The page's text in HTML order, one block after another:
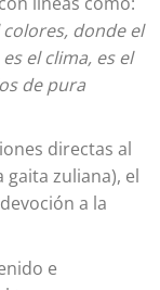
donde el
el clima, es el
de pura
directas al
zuliana), el
a la
e